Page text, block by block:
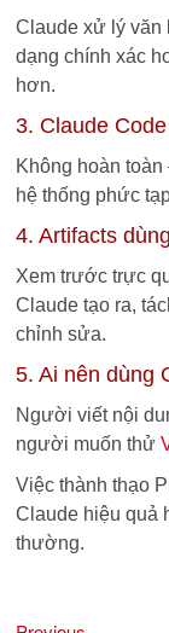
Claude xử lý văn
dạng chính xác
hơn.
3. Claude
Không hoàn
hệ thống phức
4. Artifacts
Xem trước trực
Claude tạo ra,
chỉnh sửa.
5. Ai nên dùng
Người viết nội
người muốn thử
Việc thành thạo
Claude hiệu quả
thường.